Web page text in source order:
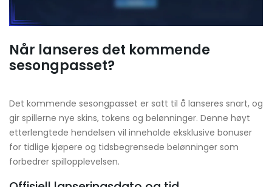
Når lanseres det kommende
sesongpasset?
Det kommende sesongpasset er satt til å lanseres snart, og
gir spillerne nye skins, tokens og belønninger. Denne høyt
etterlengtede hendelsen vil inneholde eksklusive bonuser
for tidlige kjøpere og tidsbegrensede belønninger som
forbedrer spillopplevelsen.